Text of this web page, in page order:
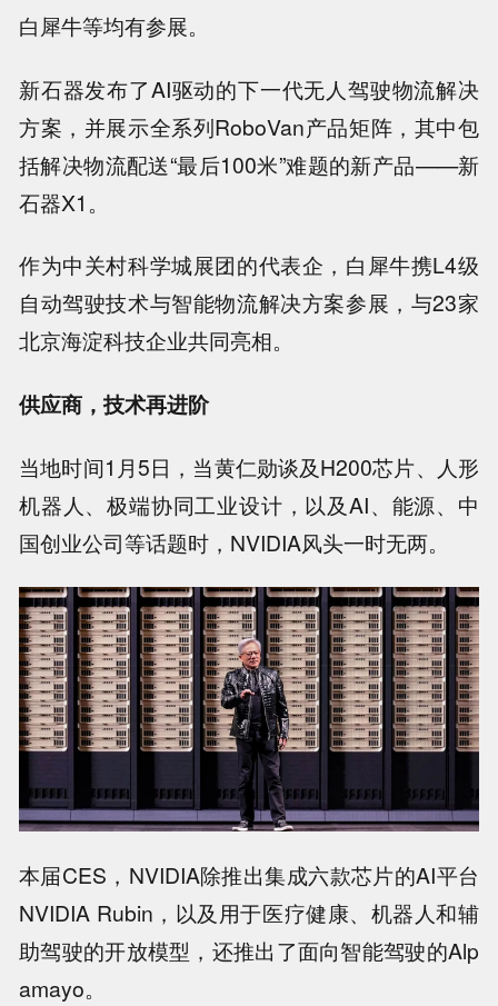
白犀牛等均有参展。
新石器发布了AI驱动的下一代无人驾驶物流解决
方案，并展示全系列RoboVan产品矩阵，其中包
括解决物流配送“最后100米”难题的新产品——新
石器X1。
作为中关村科学城展团的代表企，白犀牛携L4级
自动驾驶技术与智能物流解决方案参展，与23家
北京海淀科技企业共同亮相。
供应商，技术再进阶
当地时间1月5日，当黄仁勋谈及H200芯片、人形
机器人、极端协同工业设计，以及AI、能源、中
国创业公司等话题时，NVIDIA风头一时无两。
本届CES，NVIDIA除推出集成六款芯片的AI平台
NVIDIA Rubin，以及用于医疗健康、机器人和辅
助驾驶的开放模型，还推出了面向智能驾驶的Alp
amayo。